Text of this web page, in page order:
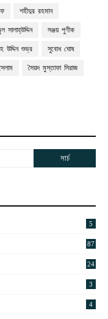
শহীদুর রহমান
সালাহ্‌উদ্দিন সঞ্জয় পুণীক
উদ্দিন শুভ্র সুবোধ ঘোষ
সৈয়দ মুস্তাফা সিরাজ
5
87
24
3
4